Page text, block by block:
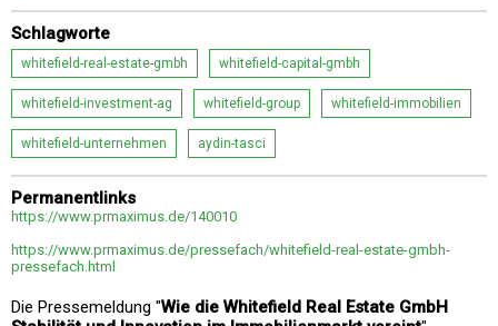
Schlagworte
whitefield-real-estate-gmbh whitefield-capital-gmbh
whitefield-investment-ag whitefield-group whitefield-immobilien
whitefield-unternehmen aydin-tasci
Permanentlinks
https://www.prmaximus.de/140010
https://www.prmaximus.de/pressefach/whitefield-real-estate-gmbh-
pressefach.html
Die Pressemeldung "Wie die Whitefield Real Estate GmbH